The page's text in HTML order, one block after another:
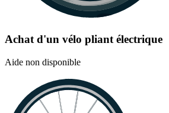
Achat d'un vélo pliant électrique
Aide non disponible